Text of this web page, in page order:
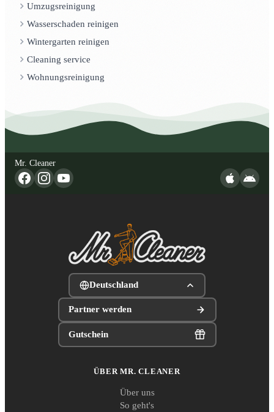
Umzugsreinigung
Wasserschaden reinigen
Wintergarten reinigen
Cleaning service
Wohnungsreinigung
Mr. Cleaner
Deutschland
Partner werden
Gutschein
ÜBER MR. CLEANER
Über uns
So geht's